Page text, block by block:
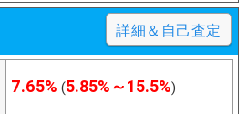
詳細＆自己査定
7.65% (5.85%～15.5%)